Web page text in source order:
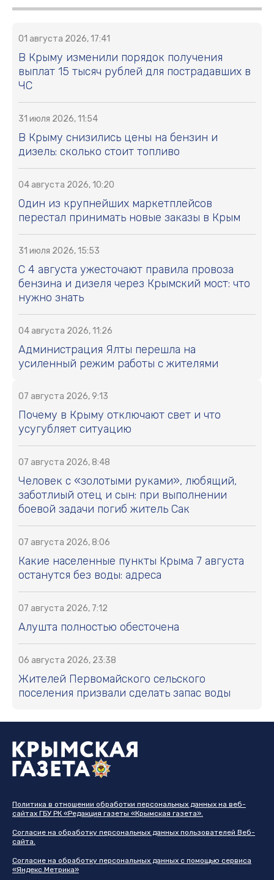
01 августа 2026, 17:41
В Крыму изменили порядок получения
выплат 15 тысяч рублей для пострадавших в
ЧС
31 июля 2026, 11:54
В Крыму снизились цены на бензин и
дизель: сколько стоит топливо
04 августа 2026, 10:20
Один из крупнейших маркетплейсов
перестал принимать новые заказы в Крым
31 июля 2026, 15:53
С 4 августа ужесточают правила провоза
бензина и дизеля через Крымский мост: что
нужно знать
04 августа 2026, 11:26
Администрация Ялты перешла на
усиленный режим работы с жителями
07 августа 2026, 9:13
Почему в Крыму отключают свет и что
усугубляет ситуацию
07 августа 2026, 8:48
Человек с «золотыми руками», любящий,
заботлиый отец и сын: при выполнении
боевой задачи погиб житель Сак
07 августа 2026, 8:06
Какие населенные пункты Крыма 7 августа
останутся без воды: адреса
07 августа 2026, 7:12
Алушта полностью обесточена
06 августа 2026, 23:38
Жителей Первомайского сельского
поселения призвали сделать запас воды
Политика в отношении обработки персональных данных на веб-
сайтах ГБУ РК «Редакция газеты «Крымская газета».
Согласие на обработку персональных данных пользователей Веб-
сайта.
Согласие на обработку персональных данных с помощью сервиса
«Яндекс.Метрика»